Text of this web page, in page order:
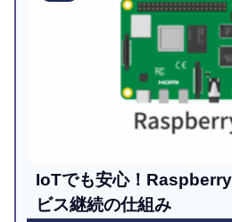
IoTでも安心！
ビス継続の仕組み